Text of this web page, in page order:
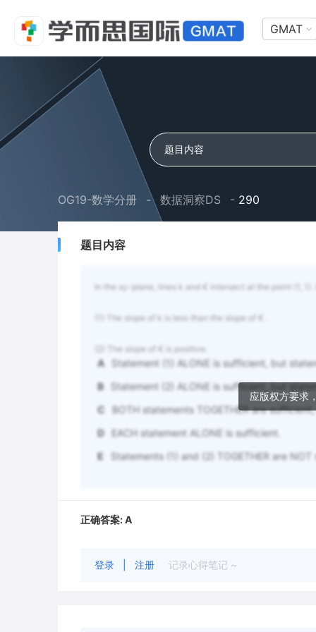
GMAT
OG19-数学分册 - 数据洞察DS - 290
题目内容
应版权方要求
In the xy-plane, lines k and € intersect at the point (1,
(1) The slope of k is less than the slope of € .
(2) The slope of € is positive.
A
Statement (1) ALONE is sufficient, but
B
Statement (2) ALONE is sufficient, but
C
BOTH statements TOGETHER are
D
EACH statement ALONE is sufficient.
E
Statements (1) and (2) TOGETHER are
正确答案:A
登录 注册 记录心得笔记 ~